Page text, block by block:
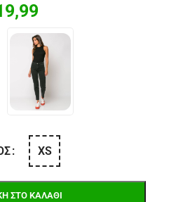
XS
ΣΤΟ ΚΑΛΆΘΙ